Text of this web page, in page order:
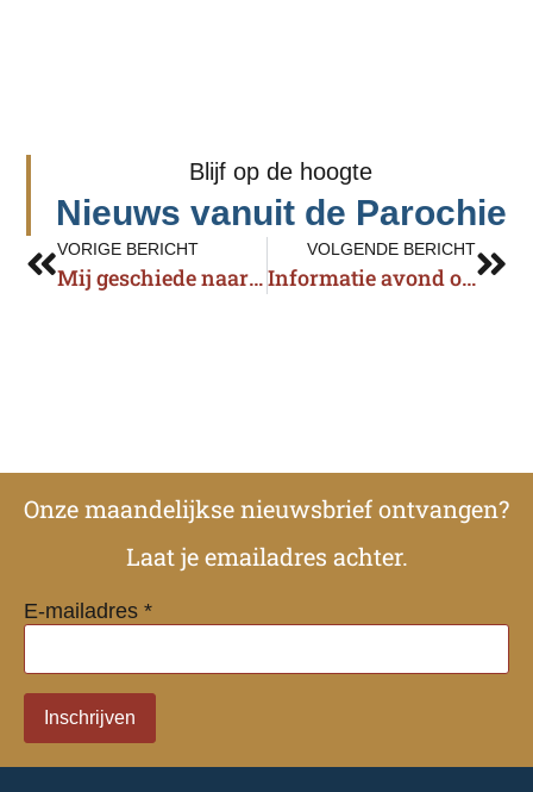
Blijf op de hoogte
Nieuws vanuit de Parochie
VORIGE BERICHT
Mij geschiede naar Uw woord….
VOLGENDE BERICHT
Informatie avond over de toekomst van de OLV ten Hemelopneming kerk in Prinsenbeek
Onze maandelijkse nieuwsbrief ontvangen?
Laat je emailadres achter.
E-mailadres *